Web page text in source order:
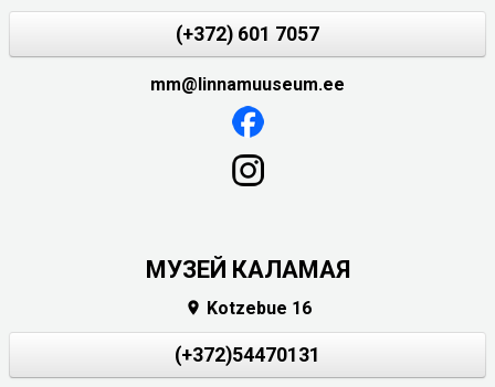
(+372) 601 7057
mm@linnamuuseum.ee
МУЗЕЙ КАЛАМАЯ
 Kotzebue 16
(+372)54470131